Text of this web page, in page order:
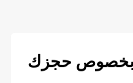
بخصوص حجزك